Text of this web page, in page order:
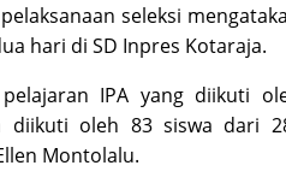
seleksi
hari di SD Inpres Kotaraja.
IPA yang diikuti
diikuti oleh 83 siswa dari
Montolalu.